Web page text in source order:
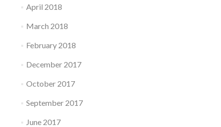
April 2018
March 2018
February 2018
December 2017
October 2017
September 2017
June 2017